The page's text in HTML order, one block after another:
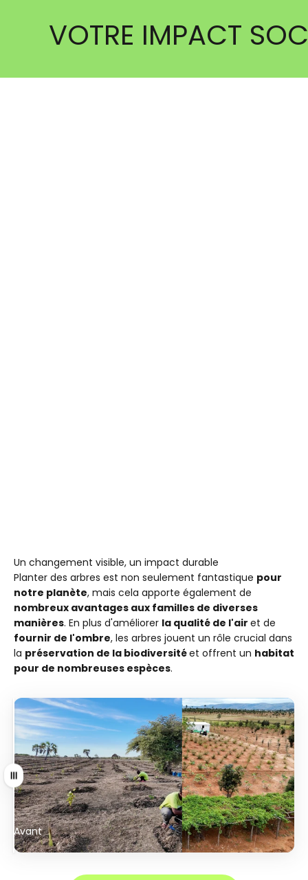
VOTRE IMPACT
Un changement visible, un impact durable
Planter des arbres est non seulement fantastique pour
notre planète, mais cela apporte également de
nombreux avantages aux familles de diverses
manières. En plus d'améliorer la qualité de l'air et de
fournir de l'ombre, les arbres jouent un rôle crucial dans
la préservation de la biodiversitéet offrent un habitat
pour de nombreuses espèces.
Avant
Après
Tirer